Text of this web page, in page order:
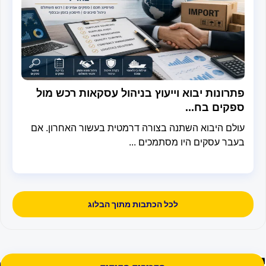
יבוא וייעוץ בניהול עסקאות רכש מול
בח...
היבוא השתנה בצורה דרמטית בעשור האחרון. אם
עסקים היו מסתמכים ...
לכל הכתבות מתוך הבלוג